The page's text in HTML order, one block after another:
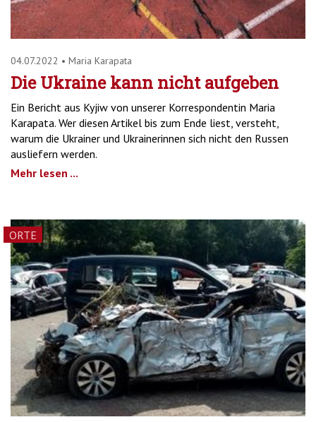
04.07.2022 • Maria Karapata
Die Ukraine kann nicht aufgeben
Ein Bericht aus Kyjiw von unserer Korrespondentin Maria
Karapata. Wer diesen Artikel bis zum Ende liest, versteht,
warum die Ukrainer und Ukrainerinnen sich nicht den Russen
ausliefern werden.
Mehr lesen ...
ORTE